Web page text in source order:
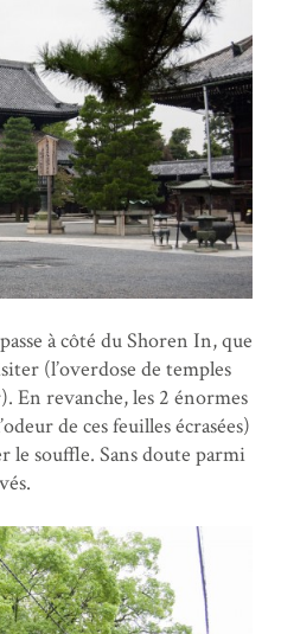
à côté du Shoren In, que
(l’overdose de temples
En revanche, les 2 énormes
de ces feuilles écrasées)
le souffle. Sans doute parmi